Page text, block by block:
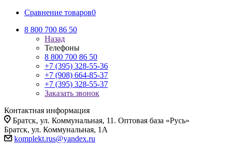
Сравнение товаров0
8 800 700 86 50
Назад
Телефоны
8 800 700 86 50
+7 (395) 328-55-36
+7 (908) 664-85-37
+7 (395) 328-55-37
Заказать звонок
Контактная информация
Братск, ул. Коммунальная, 11. Оптовая база «Русь»
Братск, ул. Коммунальная, 1А
komplekt.rus@yandex.ru